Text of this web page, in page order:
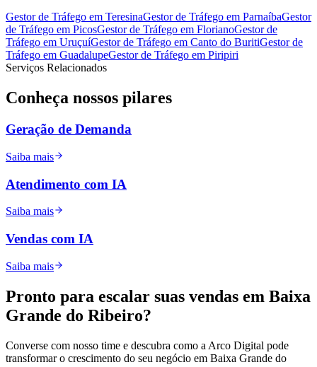
Gestor de Tráfego em TeresinaGestor de Tráfego em ParnaíbaGestor
de Tráfego em PicosGestor de Tráfego em FlorianoGestor de
Tráfego em UruçuíGestor de Tráfego em Canto do BuritiGestor de
Tráfego em GuadalupeGestor de Tráfego em Piripiri
Serviços Relacionados
Conheça nossos pilares
Geração de Demanda
Saiba mais
Atendimento com IA
Saiba mais
Vendas com IA
Saiba mais
Pronto para escalar suas vendas em Baixa
Grande do Ribeiro?
Converse com nosso time e descubra como a Arco Digital pode
transformar o crescimento do seu negócio em Baixa Grande do